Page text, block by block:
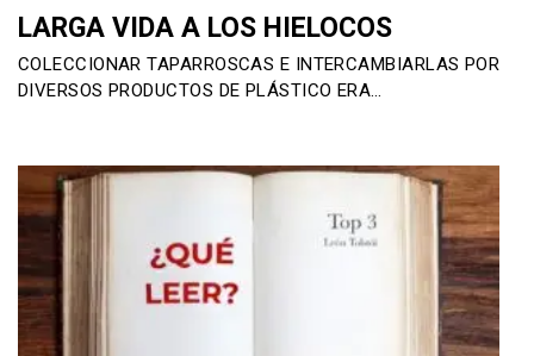
LARGA VIDA A LOS HIELOCOS
COLECCIONAR TAPARROSCAS E INTERCAMBIARLAS POR
DIVERSOS PRODUCTOS DE PLÁSTICO ERA…